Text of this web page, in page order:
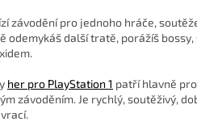
závodění pro jednoho hráče,
odemykáš další tratě, porážíš bossy,
her pro PlayStation 1 patří hlavně
závoděním. Je rychlý, soutěživý,